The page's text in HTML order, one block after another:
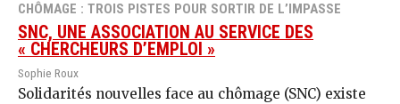
CHÔMAGE : TROIS PISTES POUR SORTIR DE L’IMPASSE
SNC, UNE ASSOCIATION AU SERVICE DES
« CHERCHEURS D’EMPLOI »
Sophie Roux
Solidarités nouvelles face au chômage (SNC) existe